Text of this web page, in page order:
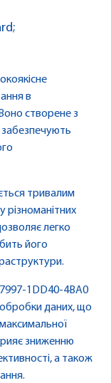
в
створене з
тривалим
різноманітних
легко
його
1DD40-4BA0
обробки даних, що
зниженню
а також